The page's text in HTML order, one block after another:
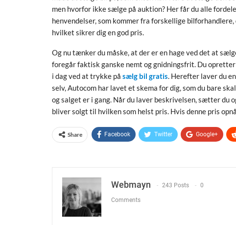
men hvorfor ikke sælge på auktion? Her får du alle
henvendelser, som kommer fra forskellige
hvilket sikrer dig en god pris.
Og nu tænker du måske, at der er en hage ved det at
foregår faktisk ganske nemt og gnidningsfrit. Du
i dag ved at trykke på sælg bil gratis. Herefter laver du
selv, Autocom har lavet et skema for dig, som du bare
og salget er i gang. Når du laver beskrivelsen, sætter du
bliver solgt til hvilken som helst pris. Hvis denne pris
Share Facebook Twitter Google+
Webmayn 243 Posts 0
Comments